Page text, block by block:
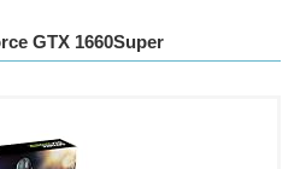
GTX 1660Super